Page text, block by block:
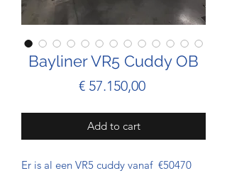
Bayliner VR5 Cuddy OB
€ 57.150,00Prijs
Add to cart
Er is al een VR5 cuddy vanaf €50470